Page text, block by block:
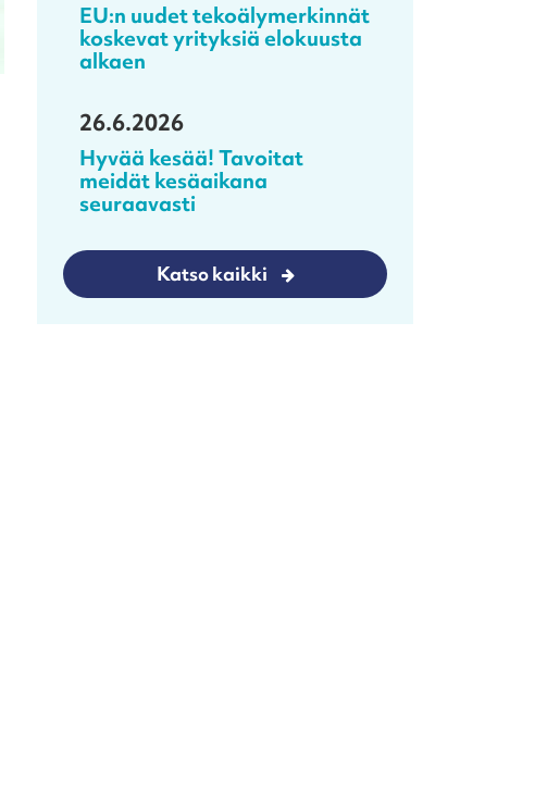
EU:n uudet tekoälymerkinnät
koskevat yrityksiä elokuusta
alkaen
26.6.2026
Hyvää kesää! Tavoitat
meidät kesäaikana
seuraavasti
Katso kaikki